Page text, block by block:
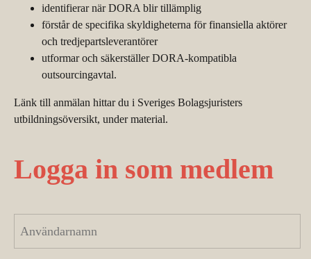
identifierar när DORA blir tillämplig
förstår de specifika skyldigheterna för finansiella aktörer
och tredjepartsleverantörer
utformar och säkerställer DORA-kompatibla
outsourcingavtal.
Länk till anmälan hittar du i Sveriges Bolagsjuristers
utbildningsöversikt, under material.
Logga in som medlem